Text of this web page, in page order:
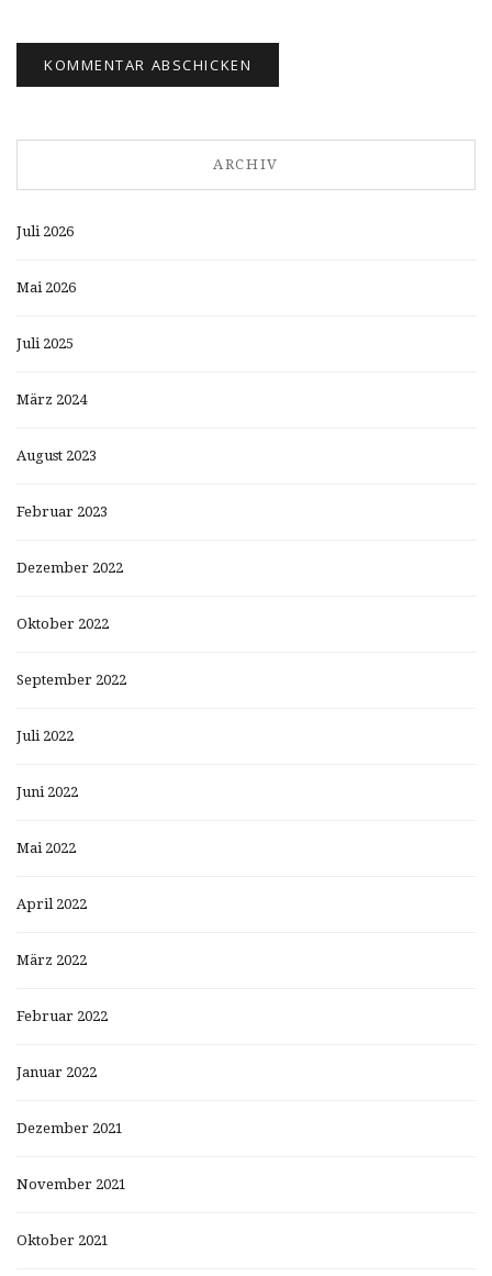
ARCHIV
Juli 2026
Mai 2026
Juli 2025
März 2024
August 2023
Februar 2023
Dezember 2022
Oktober 2022
September 2022
Juli 2022
Juni 2022
Mai 2022
April 2022
März 2022
Februar 2022
Januar 2022
Dezember 2021
November 2021
Oktober 2021